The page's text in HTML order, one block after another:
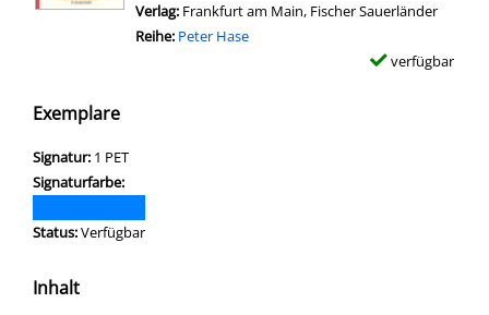
Verlag: Frankfurt am Main, Fischer Sauerländer
Reihe: Peter Hase
verfügbar
Exemplare
Signatur: 1 PET
Signaturfarbe:
Status:Verfügbar
Inhalt